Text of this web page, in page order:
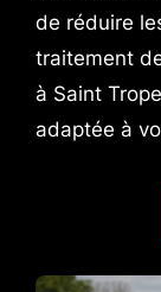
de réduire
traitement
à Saint
adaptée à